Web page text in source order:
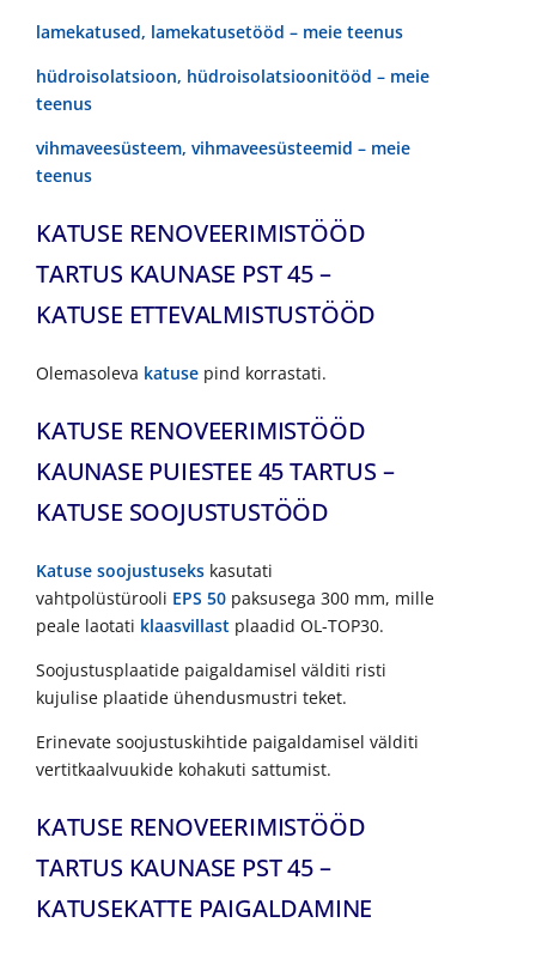
lamekatused, lamekatusetööd – meie teenus
hüdroisolatsioon, hüdroisolatsioonitööd – meie
teenus
vihmaveesüsteem, vihmaveesüsteemid – meie
teenus
KATUSE RENOVEERIMISTÖÖD
TARTUS KAUNASE PST 45 –
KATUSE ETTEVALMISTUSTÖÖD
Olemasoleva katuse pind korrastati.
KATUSE RENOVEERIMISTÖÖD
KAUNASE PUIESTEE 45 TARTUS –
KATUSE SOOJUSTUSTÖÖD
Katuse soojustuseks kasutati
vahtpolüstürooli EPS 50 paksusega 300 mm, mille
peale laotati klaasvillast plaadid OL-TOP30.
Soojustusplaatide paigaldamisel välditi risti
kujulise plaatide ühendusmustri teket.
Erinevate soojustuskihtide paigaldamisel välditi
vertitkaalvuukide kohakuti sattumist.
KATUSE RENOVEERIMISTÖÖD
TARTUS KAUNASE PST 45 –
KATUSEKATTE PAIGALDAMINE